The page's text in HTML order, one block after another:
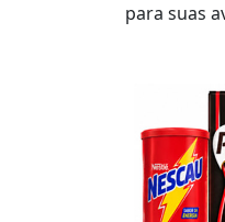
para suas